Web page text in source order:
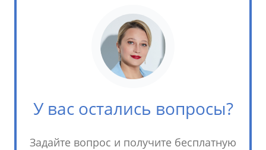
У вас остались вопросы?
Задайте вопрос и получите бесплатную